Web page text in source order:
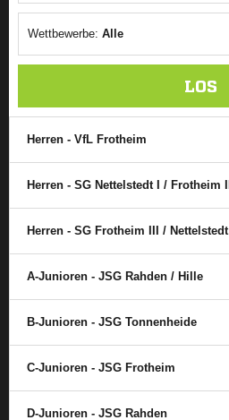
Wettbewerbe: Alle
LOS
Herren - VfL Frotheim
Herren - SG Nettelstedt I /​ Frotheim II
Herren - SG Frotheim III /​ Nettelstedt
A-Junioren - JSG Rahden /​ Hille
B-Junioren - JSG Tonnenheide
C-Junioren - JSG Frotheim
D-Junioren - JSG Rahden